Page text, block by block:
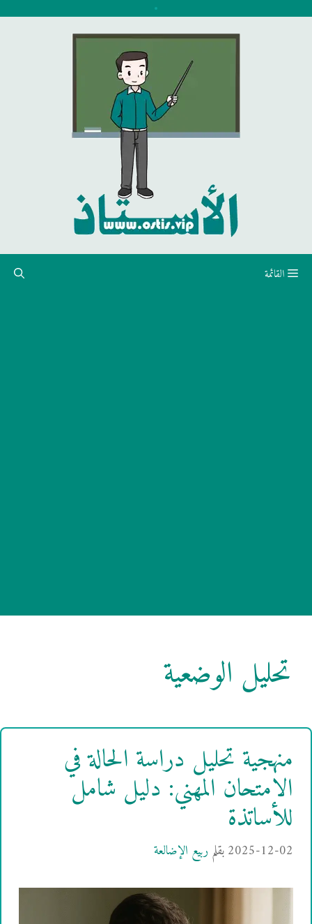
القائمة
تحليل الوضعية
منهجية تحليل دراسة الحالة في
الامتحان المهني: دليل شامل
للأساتذة
2025-12-02بقلم ربيع الإضالعة